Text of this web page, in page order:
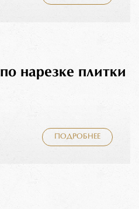
нарезке плитки
ПОДРОБНЕЕ